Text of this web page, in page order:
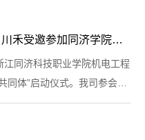
深化校企合作，促进产教融合 | 川禾受邀参加同济学院第三届校企共同体”启动仪式
同济科技职业学院机电工程
同体”启动仪式。我司参会人
烨凯。其他还有受邀企业8
州川禾机械有限公司